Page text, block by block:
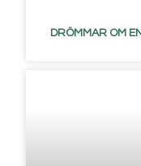
DRÖMMAR OM